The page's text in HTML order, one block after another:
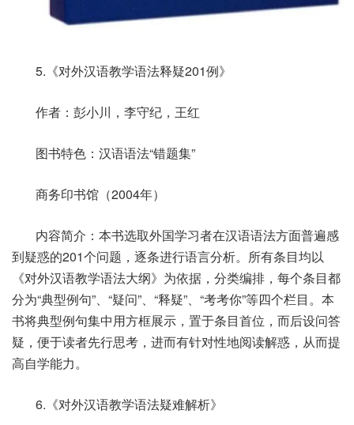
5.《对外汉语教学语法释疑201例》
作者：彭小川，李守纪，王红
图书特色：汉语语法“错题集”
商务印书馆（2004年）
内容简介：本书选取外国学习者在汉语语法方面普遍感
到疑惑的201个问题，逐条进行语言分析。所有条目均以
《对外汉语教学语法大纲》为依据，分类编排，每个条目都
分为“典型例句”、“疑问”、“释疑”、“考考你”等四个栏目。本
书将典型例句集中用方框展示，置于条目首位，而后设问答
疑，便于读者先行思考，进而有针对性地阅读解惑，从而提
高自学能力。
6.《对外汉语教学语法疑难解析》